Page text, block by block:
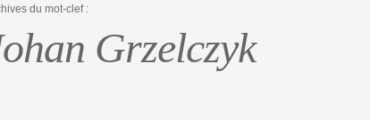
du mot-clef :
Grzelczyk